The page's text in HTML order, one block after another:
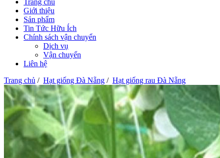
Trang chủ
Giới thiệu
Sản phẩm
Tin Tức Hữu Ích
Chính sách vận chuyển
Dịch vụ
Vận chuyển
Liên hệ
Trang chủ / Hạt giống Đà Nẵng / Hạt giống rau Đà Nẵng